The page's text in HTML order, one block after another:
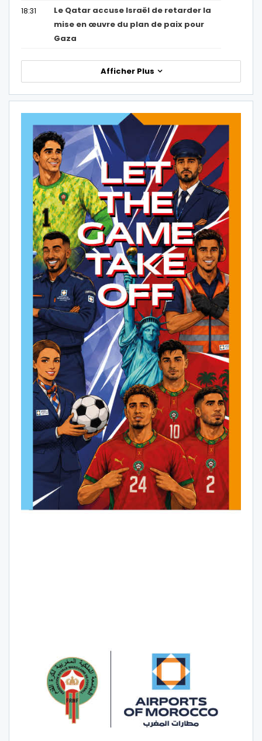
18:31
Le Qatar accuse Israël de retarder la
mise en œuvre du plan de paix pour
Gaza
Afficher Plus